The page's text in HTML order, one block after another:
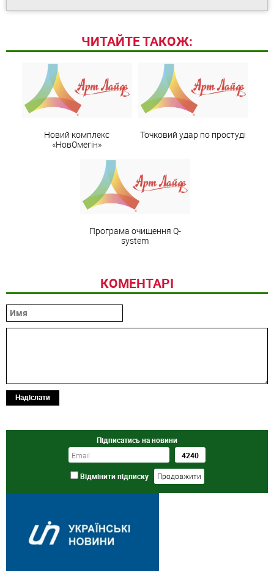
ЧИТАЙТЕ ТАКОЖ:
Новий комплекс
«НовОмегін»
Точковий удар по простуді
Програма очищення Q-
system
КОМЕНТАРІ
Надіслати
Підписатись на новини
Відмінити підписку